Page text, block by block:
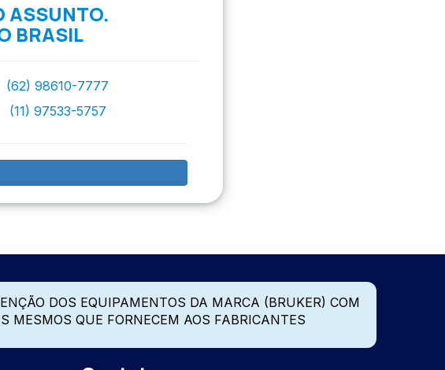
ASSUNTO.
BRASIL
(62) 98610-7777
(11) 97533-5757
DOS EQUIPAMENTOS DA MARCA (BRUKER) COM
MESMOS QUE FORNECEM AOS FABRICANTES